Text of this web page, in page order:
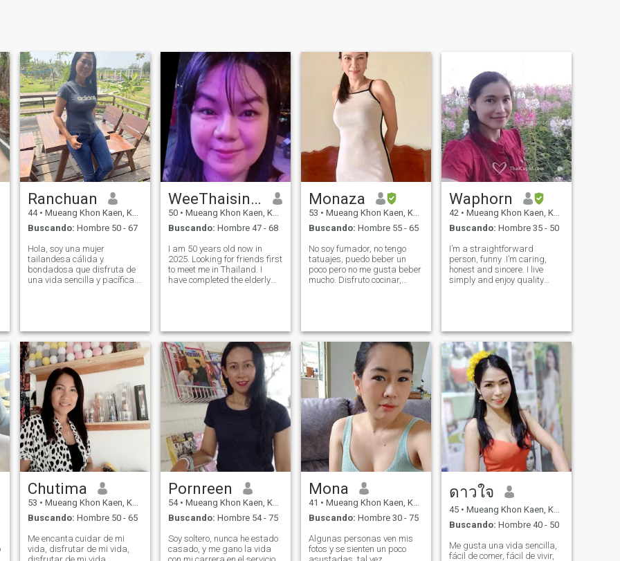
Ranchuan
44 • Mueang Khon Kaen, Khon Kaen, Tailandia
Buscando: Hombre 50 - 67
Hola, soy una mujer
tailandesa cálida y
bondadosa que disfruta de
una vida sencilla y pacífica.
cariñoso, y valoro la
honestidad y el respeto en
una relación. Creo que el
amor debe sentirse cómodo,
solidario y genuino. Estoy en
un punto de mi vida en el que
estoy lista para algo real y
duradero con la persona
adecuada.
WeeThaisingle
50 • Mueang Khon Kaen, Khon Kaen, Tailandia
Buscando: Hombre 47 - 68
I am 50 years old now in
2025. Looking for friends first
to meet me in Thailand. I
have completed the elderly
people who want to travel or r
Monaza
53 • Mueang Khon Kaen, Khon Kaen, Tailandia
Buscando: Hombre 55 - 65
No soy fumador, no tengo
tatuajes, puedo beber un
poco pero no me gusta beber
mucho. Disfruto cocinar,
que no fumen, porque el olor
es terrible para mí. \Ni no
juzgo a la gente si no los
conozco. \Ni me encanta ser
persona sana y natural.\Ni
soy honesto, persona leal,
amabilidad, sincero, respeto,
sentido del humor. \N Todos
los que tenían experiencia de
vida así que Por favor no me
juzguen si no saben de mí.!
\N my imagen son actuales.
Waphorn
42 • Mueang Khon Kaen, Khon Kaen, Tailandia
Buscando: Hombre 35 - 50
I’m a straightforward
person, funny .I’m caring,
honest and sincere. I live
simply and enjoy quality
taking them out travellin​​g,
goi
Chutima
53 • Mueang Khon Kaen, Khon Kaen, Tailandia
Buscando: Hombre 50 - 65
Me encanta cuidar de mi
vida, disfrutar de mi vida,
Pornreen
54 • Mueang Khon Kaen, Khon Kaen, Tailandia
Buscando: Hombre 54 - 75
Soy soltero, nunca he estado
casado, y me gano la vida
Mona
41 • Mueang Khon Kaen, Khon Kaen, Tailandia
Buscando: Hombre 30 - 75
Algunas personas ven mis
fotos y se sienten un poco
ดาวใจ
45 • Mueang Khon Kaen, Khon Kaen, Tailandia
Buscando: Hombre 40 - 50
Me gusta una vida sencilla,
fácil de comer, fácil de vivir,